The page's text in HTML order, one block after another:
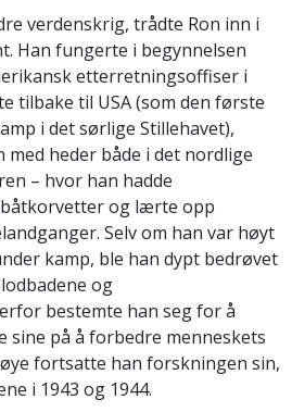
verdenskrig, trådte Ron inn i
Han fungerte i begynnelsen
etterretningsoffiser i
tilbake til USA (som den første
i det sørlige Stillehavet),
heder både i det nordlige
– hvor han hadde
og lærte opp
Selv om han var høyt
kamp, ble han dypt bedrøvet
og
bestemte han seg for å
sine på å forbedre menneskets
fortsatte han forskningen sin,
i 1943 og 1944.